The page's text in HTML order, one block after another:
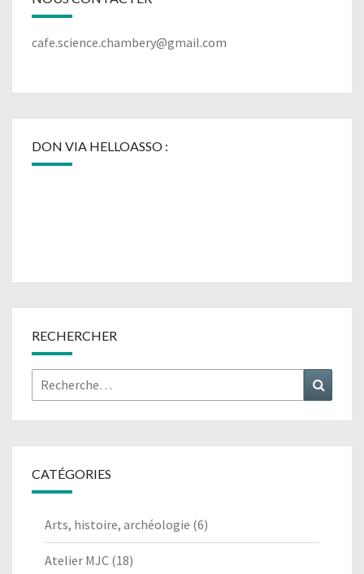
cafe.science.chambery@gmail.com
DON VIA HELLOASSO :
RECHERCHER
Rechercher :
CATÉGORIES
Arts, histoire, archéologie (6)
Atelier MJC (18)